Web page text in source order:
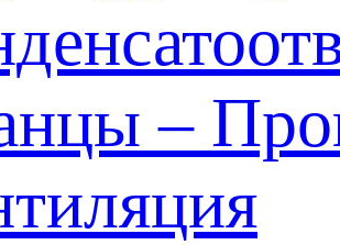
–